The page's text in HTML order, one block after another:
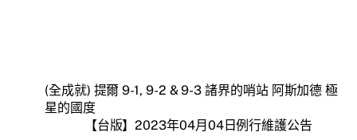
(全成就) 提爾 9-1, 9-2 & 9-3 諸界的哨站 阿斯加德 極
星的國度
【台版】2023年04月04日例行維護公告